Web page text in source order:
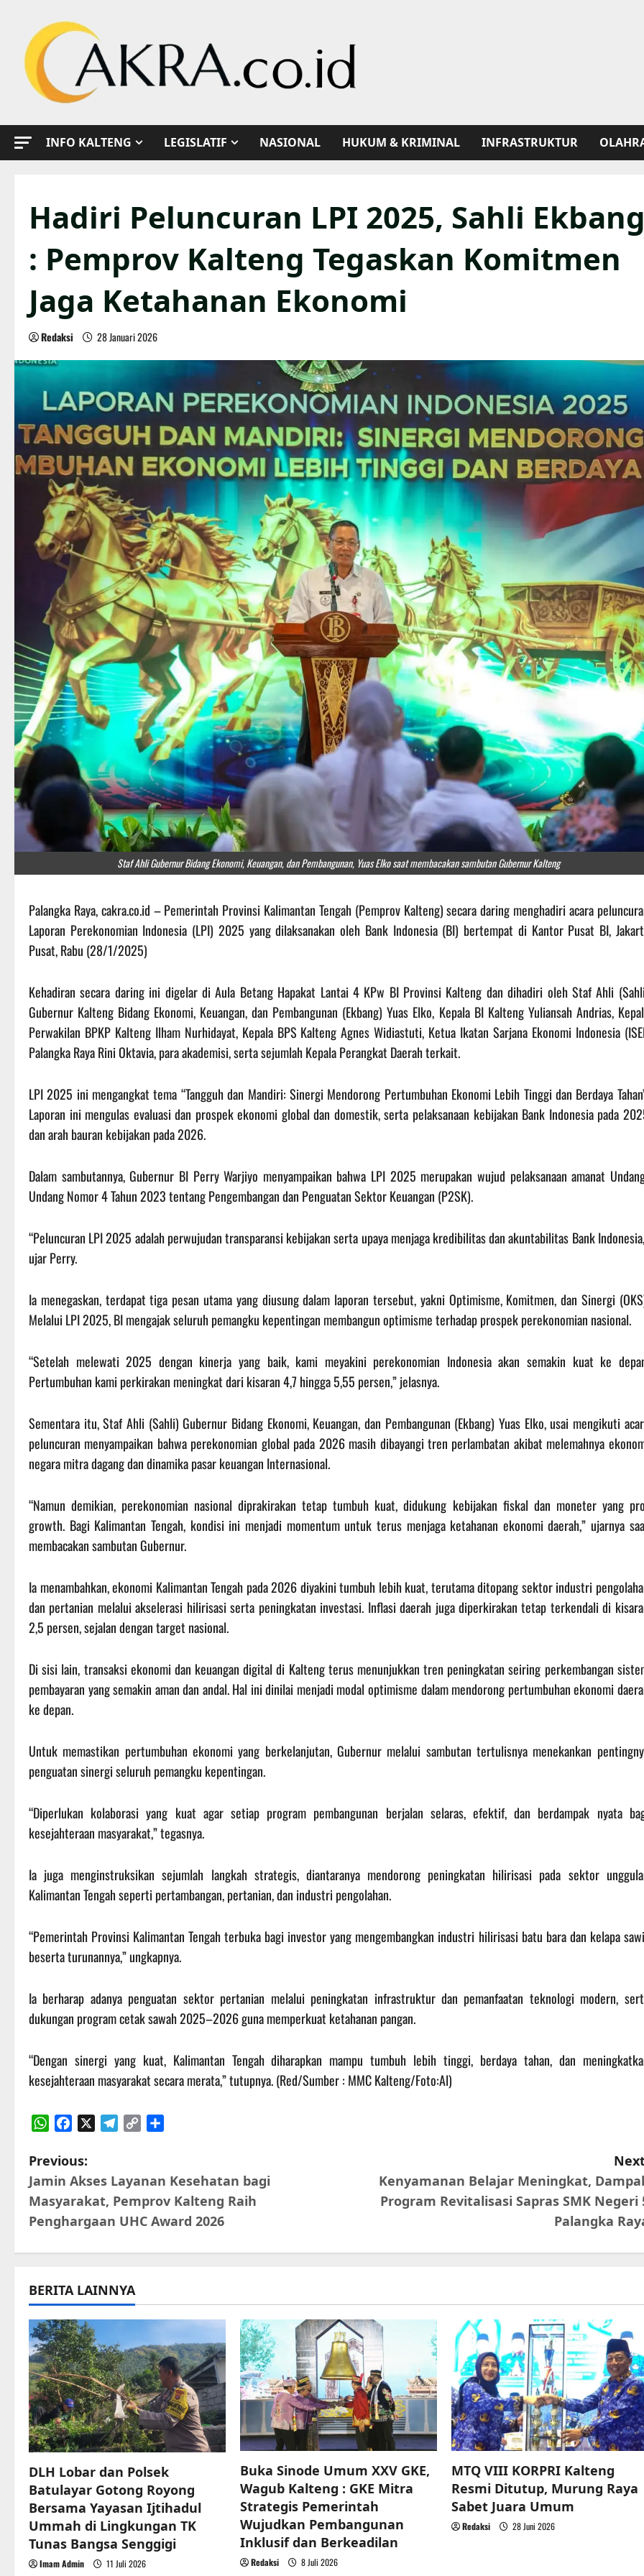
content
INFO KALTENG LEGISLATIF NASIONAL HUKUM & KRIMINAL INFRASTRUKTUR
Hadiri Peluncuran LPI 2025, Sahli Ekbang
: Pemprov Kalteng Tegaskan Komitmen
Jaga Ketahanan Ekonomi
Redaksi 28 Januari 2026
Staf Ahli Gubernur Bidang Ekonomi, Keuangan, dan Pembangunan, Yuas Elko saat membacakan sambutan Gubernur Kalteng
Palangka Raya, cakra.co.id – Pemerintah Provinsi Kalimantan Tengah (Pemprov Kalteng) secara daring menghadiri acara
Laporan Perekonomian Indonesia (LPI) 2025 yang dilaksanakan oleh Bank Indonesia (BI) bertempat di Kantor Pusat BI,
Pusat, Rabu (28/1/2025)
Kehadiran secara daring ini digelar di Aula Betang Hapakat Lantai 4 KPw BI Provinsi Kalteng dan dihadiri oleh Staf Ahli
Gubernur Kalteng Bidang Ekonomi, Keuangan, dan Pembangunan (Ekbang) Yuas Elko, Kepala BI Kalteng Yuliansah Andrias,
Perwakilan BPKP Kalteng Ilham Nurhidayat, Kepala BPS Kalteng Agnes Widiastuti, Ketua Ikatan Sarjana Ekonomi Indonesia
Palangka Raya Rini Oktavia, para akademisi, serta sejumlah Kepala Perangkat Daerah terkait.
LPI 2025 ini mengangkat tema “Tangguh dan Mandiri: Sinergi Mendorong Pertumbuhan Ekonomi Lebih Tinggi dan Berdaya
Laporan ini mengulas evaluasi dan prospek ekonomi global dan domestik, serta pelaksanaan kebijakan Bank Indonesia pada
dan arah bauran kebijakan pada 2026.
Dalam sambutannya, Gubernur BI Perry Warjiyo menyampaikan bahwa LPI 2025 merupakan wujud pelaksanaan amanat
Undang Nomor 4 Tahun 2023 tentang Pengembangan dan Penguatan Sektor Keuangan (P2SK).
“Peluncuran LPI 2025 adalah perwujudan transparansi kebijakan serta upaya menjaga kredibilitas dan akuntabilitas Bank
ujar Perry.
Ia menegaskan, terdapat tiga pesan utama yang diusung dalam laporan tersebut, yakni Optimisme, Komitmen, dan Sinergi
Melalui LPI 2025, BI mengajak seluruh pemangku kepentingan membangun optimisme terhadap prospek perekonomian nasional.
“Setelah melewati 2025 dengan kinerja yang baik, kami meyakini perekonomian Indonesia akan semakin kuat ke
Pertumbuhan kami perkirakan meningkat dari kisaran 4,7 hingga 5,55 persen,” jelasnya.
Sementara itu, Staf Ahli (Sahli) Gubernur Bidang Ekonomi, Keuangan, dan Pembangunan (Ekbang) Yuas Elko, usai mengikuti
peluncuran menyampaikan bahwa perekonomian global pada 2026 masih dibayangi tren perlambatan akibat melemahnya
negara mitra dagang dan dinamika pasar keuangan Internasional.
“Namun demikian, perekonomian nasional diprakirakan tetap tumbuh kuat, didukung kebijakan fiskal dan moneter yang
growth. Bagi Kalimantan Tengah, kondisi ini menjadi momentum untuk terus menjaga ketahanan ekonomi daerah,” ujarnya
membacakan sambutan Gubernur.
Ia menambahkan, ekonomi Kalimantan Tengah pada 2026 diyakini tumbuh lebih kuat, terutama ditopang sektor industri
dan pertanian melalui akselerasi hilirisasi serta peningkatan investasi. Inflasi daerah juga diperkirakan tetap terkendali di
2,5 persen, sejalan dengan target nasional.
Di sisi lain, transaksi ekonomi dan keuangan digital di Kalteng terus menunjukkan tren peningkatan seiring perkembangan
pembayaran yang semakin aman dan andal. Hal ini dinilai menjadi modal optimisme dalam mendorong pertumbuhan ekonomi
ke depan.
Untuk memastikan pertumbuhan ekonomi yang berkelanjutan, Gubernur melalui sambutan tertulisnya menekankan
penguatan sinergi seluruh pemangku kepentingan.
“Diperlukan kolaborasi yang kuat agar setiap program pembangunan berjalan selaras, efektif, dan berdampak nyata
kesejahteraan masyarakat,” tegasnya.
Ia juga menginstruksikan sejumlah langkah strategis, diantaranya mendorong peningkatan hilirisasi pada sektor
Kalimantan Tengah seperti pertambangan, pertanian, dan industri pengolahan.
“Pemerintah Provinsi Kalimantan Tengah terbuka bagi investor yang mengembangkan industri hilirisasi batu bara dan kelapa
beserta turunannya,” ungkapnya.
Ia berharap adanya penguatan sektor pertanian melalui peningkatan infrastruktur dan pemanfaatan teknologi modern,
dukungan program cetak sawah 2025–2026 guna memperkuat ketahanan pangan.
“Dengan sinergi yang kuat, Kalimantan Tengah diharapkan mampu tumbuh lebih tinggi, berdaya tahan, dan
kesejahteraan masyarakat secara merata,” tutupnya. (Red/Sumber : MMC Kalteng/Foto:Al)
P
o
s
t
n
a
v
i
g
a
t
i
o
n
Previous:
Jamin Akses Layanan Kesehatan bagi
Masyarakat, Pemprov Kalteng Raih
Penghargaan UHC Award 2026
Kenyamanan Belajar Meningkat,
Program Revitalisasi Sapras SMK Negeri
Palangka
BERITA LAINNYA
DLH Lobar dan Polsek
Batulayar Gotong Royong
Bersama Yayasan Ijtihadul
Ummah di Lingkungan TK
Tunas Bangsa Senggigi
Imam Admin 11 Juli 2026
Buka Sinode Umum XXV GKE,
Wagub Kalteng : GKE Mitra
Strategis Pemerintah
Wujudkan Pembangunan
Inklusif dan Berkeadilan
Redaksi 8 Juli 2026
MTQ VIII KORPRI Kalteng
Resmi Ditutup, Murung Raya
Sabet Juara Umum
Redaksi 28 Juni 2026